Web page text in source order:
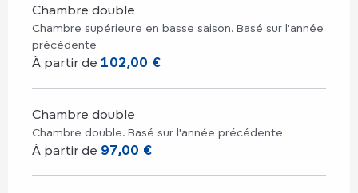
Chambre double
Chambre supérieure en basse saison. Basé sur l'année
précédente
À partir de 102,00 €
Chambre double
Chambre double. Basé sur l'année précédente
À partir de 97,00 €